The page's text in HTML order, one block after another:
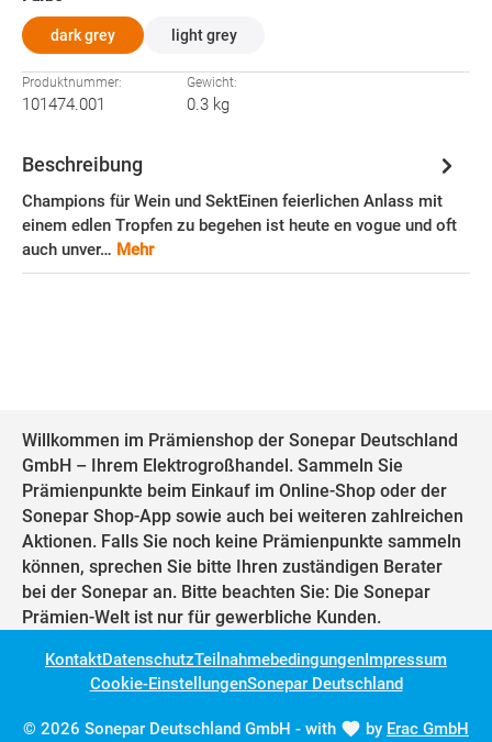
dark grey light grey
Produktnummer:
101474.001
Gewicht:
0.3 kg
Beschreibung
Champions für Wein und SektEinen feierlichen Anlass mit
einem edlen Tropfen zu begehen ist heute en vogue und oft
auch unver… Mehr
Willkommen im Prämienshop der Sonepar Deutschland
GmbH – Ihrem Elektrogroßhandel. Sammeln Sie
Prämienpunkte beim Einkauf im Online-Shop oder der
Sonepar Shop-App sowie auch bei weiteren zahlreichen
Aktionen. Falls Sie noch keine Prämienpunkte sammeln
können, sprechen Sie bitte Ihren zuständigen Berater
bei der Sonepar an. Bitte beachten Sie: Die Sonepar
Prämien-Welt ist nur für gewerbliche Kunden.
© 2026 Sonepar Deutschland GmbH - with by Erac GmbH
KontaktDatenschutzTeilnahmebedingungenImpressum
Cookie-EinstellungenSonepar Deutschland